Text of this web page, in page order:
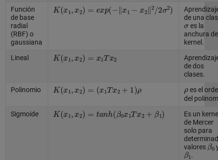
Función
de base
radial
(RBF) o
gaussiana
K(x )= ‖ 1− 2σ 2)
de una
σes la
anchura
kernel.
Lineal
K(x )= x2
de dos
clases.
Polinomio
K(x )= 1 2+
es el
del
Sigmoide K(x )= n β 0 x1 x2
Es un
de Mercer
solo para
valoresβ0
β1
.